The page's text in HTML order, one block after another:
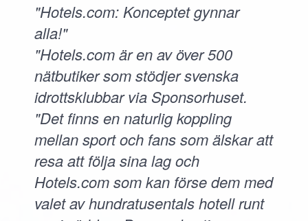
"Hotels.com: Konceptet gynnar
alla!"
"Hotels.com är en av över 500
nätbutiker som stödjer svenska
idrottsklubbar via Sponsorhuset.
"Det finns en naturlig koppling
mellan sport och fans som älskar att
resa att följa sina lag och
Hotels.com som kan förse dem med
valet av hundratusentals hotell runt